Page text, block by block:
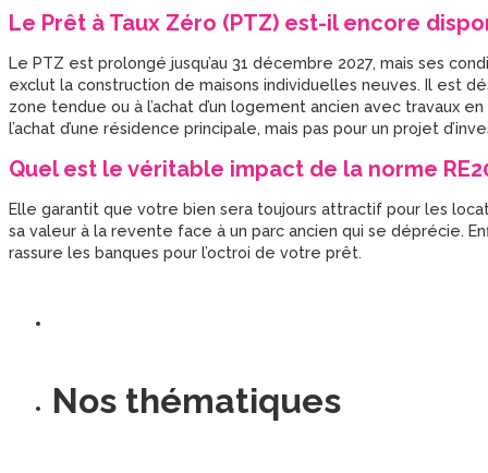
Le Prêt à Taux Zéro (PTZ) est-il encore
Le PTZ est prolongé jusqu’au 31 décembre 2027, mais ses
exclut la construction de maisons individuelles neuves. Il est
zone tendue ou à l’achat d’un logement ancien avec travaux
l’achat d’une résidence principale, mais pas pour un projet
Quel est le véritable impact de la norme
Elle garantit que votre bien sera toujours attractif pour les
sa valeur à la revente face à un parc ancien qui se déprécie.
rassure les banques pour l’octroi de votre prêt.
Nos thématiques